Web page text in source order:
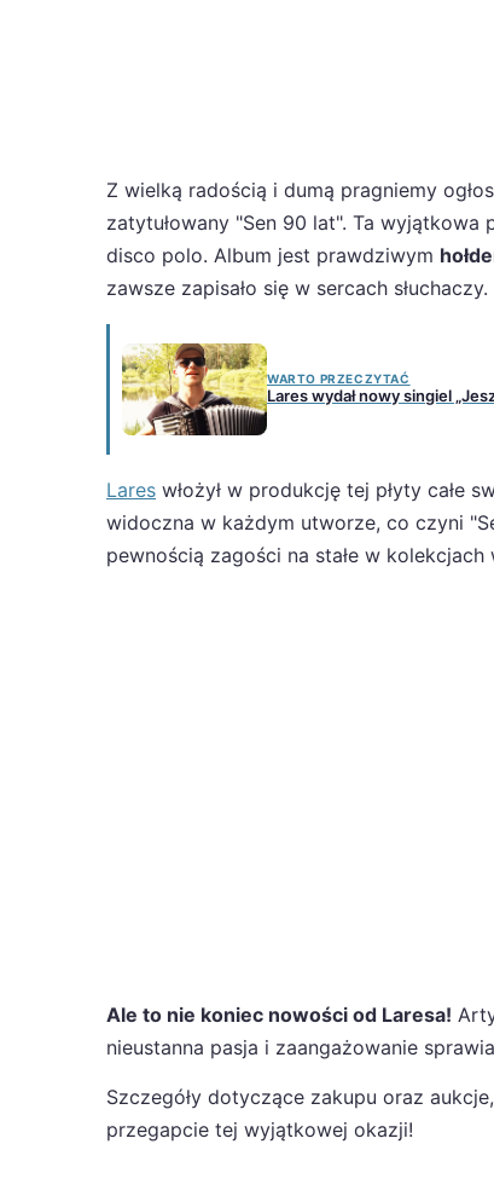
Z wielką radością i dumą pragniemy
zatytułowany "Sen 90 lat". Ta wyjątkowa
disco polo. Album jest prawdziwym
zawsze zapisało się w sercach słuchaczy.
WARTO PRZECZYTAĆ
Lares wydał nowy singiel
Lares włożył w produkcję tej płyty całe
widoczna w każdym utworze, co czyni
pewnością zagości na stałe w
Ale to nie koniec nowości od Laresa!
nieustanna pasja i zaangażowanie
Szczegóły dotyczące zakupu oraz
przegapcie tej wyjątkowej okazji!